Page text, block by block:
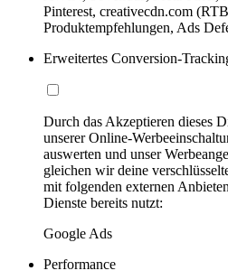
Pinterest, creativecdn.com
Produktempfehlungen, Ads
Erweitertes Conversion-
Durch das Akzeptieren dieses
unserer Online-
auswerten und unser
gleichen wir deine
mit folgenden externen
Dienste bereits nutzt:
Google Ads
Performance